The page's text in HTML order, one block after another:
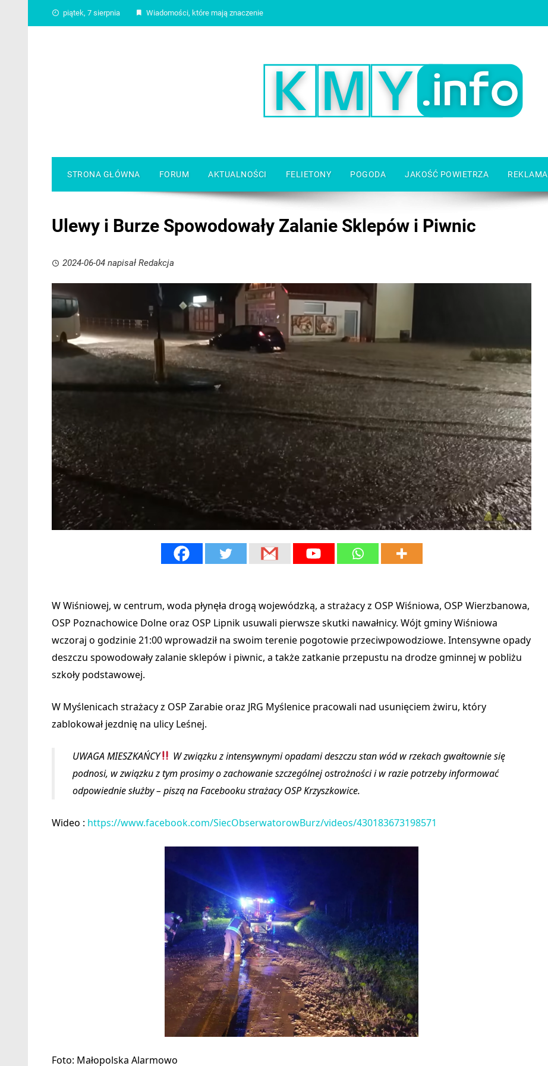
piątek, 7 sierpnia Wiadomości, które mają znaczenie
STRONA GŁÓWNA FORUM AKTUALNOŚCI FELIETONY POGODA JAKOŚĆ POWIETRZA REKLAMA
Ulewy i Burze Spowodowały Zalanie Sklepów i Piwnic
2024-06-04 napisał Redakcja
W Wiśniowej, w centrum, woda płynęła drogą wojewódzką, a strażacy z OSP Wiśniowa, OSP Wierzbanowa,
OSP Poznachowice Dolne oraz OSP Lipnik usuwali pierwsze skutki nawałnicy. Wójt gminy Wiśniowa
wczoraj o godzinie 21:00 wprowadził na swoim terenie pogotowie przeciwpowodziowe. Intensywne opady
deszczu spowodowały zalanie sklepów i piwnic, a także zatkanie przepustu na drodze gminnej w pobliżu
szkoły podstawowej.
W Myślenicach strażacy z OSP Zarabie oraz JRG Myślenice pracowali nad usunięciem żwiru, który
zablokował jezdnię na ulicy Leśnej.
UWAGA MIESZKAŃCY
W związku z intensywnymi opadami deszczu stan wód w rzekach gwałtownie się
podnosi, w związku z tym prosimy o zachowanie szczególnej ostrożności i w razie potrzeby informować
odpowiednie służby – piszą na Facebooku strażacy OSP Krzyszkowice.
Wideo : https://www.facebook.com/SiecObserwatorowBurz/videos/430183673198571
Foto: Małopolska Alarmowo